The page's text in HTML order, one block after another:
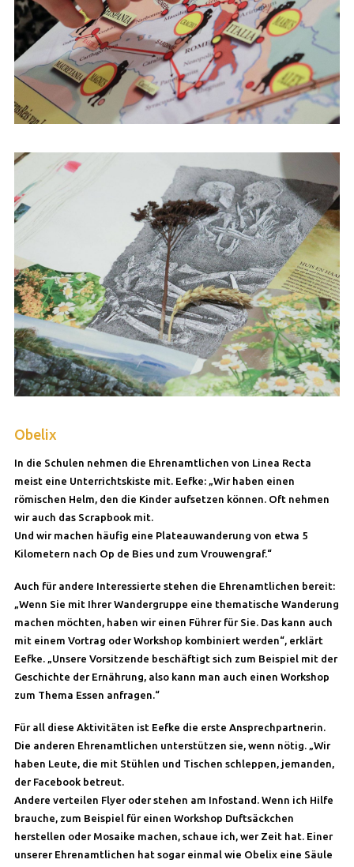
Obelix
In die Schulen nehmen die Ehrenamtlichen von Linea Recta
meist eine Unterrichtskiste mit. Eefke: „Wir haben einen
römischen Helm, den die Kinder aufsetzen können. Oft nehmen
wir auch das Scrapbook mit.
Und wir machen häufig eine Plateauwanderung von etwa 5
Kilometern nach Op de Bies und zum Vrouwengraf.“
Auch für andere Interessierte stehen die Ehrenamtlichen bereit:
„Wenn Sie mit Ihrer Wandergruppe eine thematische Wanderung
machen möchten, haben wir einen Führer für Sie. Das kann auch
mit einem Vortrag oder Workshop kombiniert werden“, erklärt
Eefke. „Unsere Vorsitzende beschäftigt sich zum Beispiel mit der
Geschichte der Ernährung, also kann man auch einen Workshop
zum Thema Essen anfragen.“
Für all diese Aktivitäten ist Eefke die erste Ansprechpartnerin.
Die anderen Ehrenamtlichen unterstützen sie, wenn nötig. „Wir
haben Leute, die mit Stühlen und Tischen schleppen, jemanden,
der Facebook betreut.
Andere verteilen Flyer oder stehen am Infostand. Wenn ich Hilfe
brauche, zum Beispiel für einen Workshop Duftsäckchen
herstellen oder Mosaike machen, schaue ich, wer Zeit hat. Einer
unserer Ehrenamtlichen hat sogar einmal wie Obelix eine Säule